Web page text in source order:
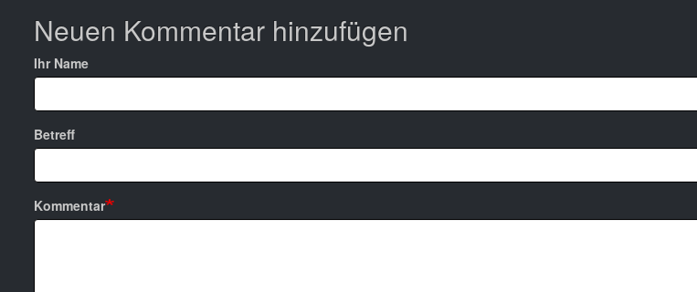
Neuen Kommentar hinzufügen
Ihr Name
Betreff
Kommentar